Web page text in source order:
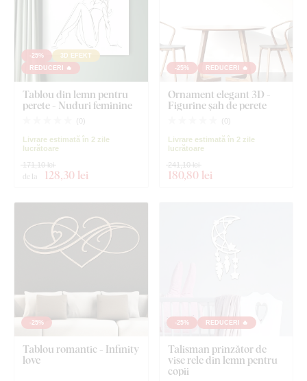
-25%
3D EFEKT
REDUCERI 🔥
Tablou din lemn pentru
perete - Nuduri feminine
( 0)
Livrare estimată în 2 zile
lucrătoare
de la 128,30 lei
171,10 lei
-25% REDUCERI 🔥
Ornament elegant 3D -
Figurine șah de perete
( 0)
Livrare estimată în 2 zile
lucrătoare
180,80 lei
241,10 lei
-25%
Tablou romantic - Infinity
love
-25% REDUCERI 🔥
Talisman prinzător de
vise rele din lemn pentru
copii